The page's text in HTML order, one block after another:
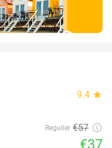
9.4 star
Regulier €57
€37